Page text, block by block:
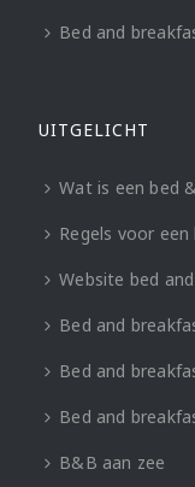
Bed and
UITGELICHT
Wat is een bed
Regels voor
Website bed
Bed and
Bed and
Bed and
B&B aan zee